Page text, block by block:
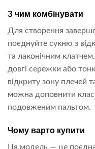
З чим комбінувати
Для створення
поєднуйте сукню з
та лаконічним
довгі сережки або
відкриту зону плечей
можна доповнити
подовженим пальтом.
Чому варто купити
Ця модель — це